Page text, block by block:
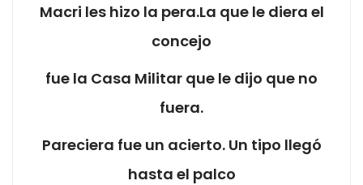
Macri les hizo la pera.La que le diera el
concejo
fue la Casa Militar que le dijo que no
fuera.
Pareciera fue un acierto. Un tipo llegó
hasta el palco